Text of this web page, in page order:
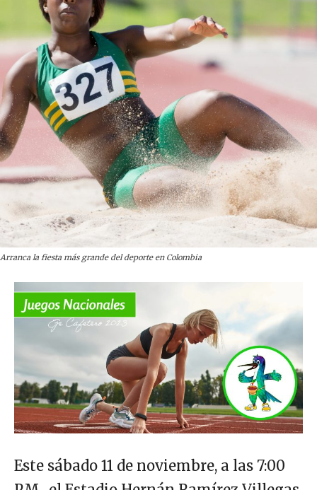
Arranca la fiesta más grande del deporte en Colombia
Este sábado 11 de noviembre, a las 7:00